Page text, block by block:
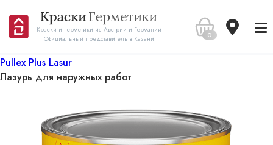
Краски и герметики из Австрии и Германии
Официальный представитель в Казани
0
Pullex Plus Lasur
Лазурь для наружных работ